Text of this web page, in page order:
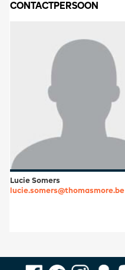
CONTACTPERSOON
Lucie Somers
lucie.somers@thomasmore.be